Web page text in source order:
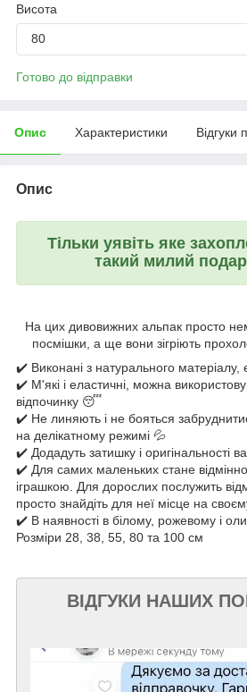
Висота
80
Готово до відправки
Опис Характеристики Відгуки
Опис
Тільки уявіть яке
такий милий
На цих дивовижних альпак просто
посмішки, а ще вони зігріють
✔️ Виконані з натурального матеріалу,
✔️ М'які і еластичні, можна
відпочинку 😴
✔️ Не линяють і не бояться
на делікатному режимі 💦
✔️ Додадуть затишку і оригінальності
✔️ Для самих маленьких стане
іграшкою. Для дорослих послужить
просто знайдіть для неї місце на
✔️ В наявності в білому, рожевому і
Розміри 28, 38, 55, 80 та 100 см
ВІДГУКИ НАШИХ